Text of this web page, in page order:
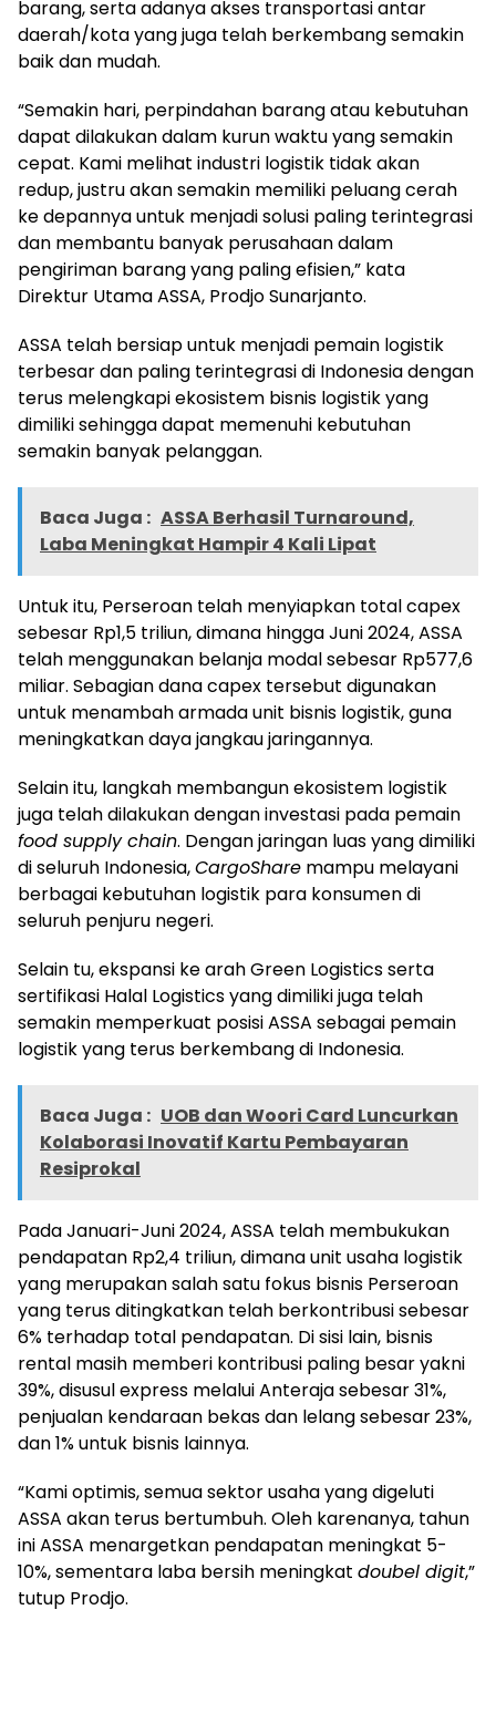
barang, serta adanya akses transportasi antar
daerah/kota yang juga telah berkembang semakin
baik dan mudah.
“Semakin hari, perpindahan barang atau kebutuhan
dapat dilakukan dalam kurun waktu yang semakin
cepat. Kami melihat industri logistik tidak akan
redup, justru akan semakin memiliki peluang cerah
ke depannya untuk menjadi solusi paling terintegrasi
dan membantu banyak perusahaan dalam
pengiriman barang yang paling efisien,” kata
Direktur Utama ASSA, Prodjo Sunarjanto.
ASSA telah bersiap untuk menjadi pemain logistik
terbesar dan paling terintegrasi di Indonesia dengan
terus melengkapi ekosistem bisnis logistik yang
dimiliki sehingga dapat memenuhi kebutuhan
semakin banyak pelanggan.
Baca Juga : ASSA Berhasil Turnaround,
Laba Meningkat Hampir 4 Kali Lipat
Untuk itu, Perseroan telah menyiapkan total capex
sebesar Rp1,5 triliun, dimana hingga Juni 2024, ASSA
telah menggunakan belanja modal sebesar Rp577,6
miliar. Sebagian dana capex tersebut digunakan
untuk menambah armada unit bisnis logistik, guna
meningkatkan daya jangkau jaringannya.
Selain itu, langkah membangun ekosistem logistik
juga telah dilakukan dengan investasi pada pemain
food supply chain. Dengan jaringan luas yang dimiliki
di seluruh Indonesia,CargoShare mampu melayani
berbagai kebutuhan logistik para konsumen di
seluruh penjuru negeri.
Selain tu, ekspansi ke arah Green Logistics serta
sertifikasi Halal Logistics yang dimiliki juga telah
semakin memperkuat posisi ASSA sebagai pemain
logistik yang terus berkembang di Indonesia.
Baca Juga : UOB dan Woori Card Luncurkan
Kolaborasi Inovatif Kartu Pembayaran
Resiprokal
Pada Januari-Juni 2024, ASSA telah membukukan
pendapatan Rp2,4 triliun, dimana unit usaha logistik
yang merupakan salah satu fokus bisnis Perseroan
yang terus ditingkatkan telah berkontribusi sebesar
6% terhadap total pendapatan. Di sisi lain, bisnis
rental masih memberi kontribusi paling besar yakni
39%, disusul express melalui Anteraja sebesar 31%,
penjualan kendaraan bekas dan lelang sebesar 23%,
dan 1% untuk bisnis lainnya.
“Kami optimis, semua sektor usaha yang digeluti
ASSA akan terus bertumbuh. Oleh karenanya, tahun
ini ASSA menargetkan pendapatan meningkat 5-
10%, sementara laba bersih meningkat doubel digit,”
tutup Prodjo.